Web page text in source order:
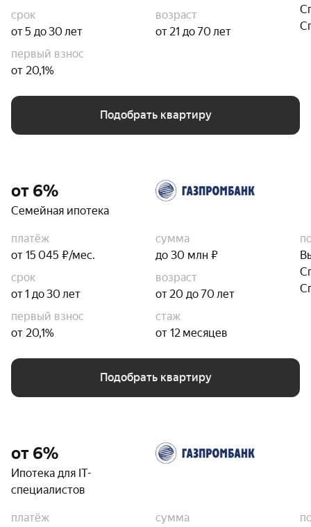
срок
от 5 до 30 лет
возраст
от 21 до 70 лет
первый взнос
от 20,1%
Подобрать квартиру
от 6%
Семейная ипотека
платёж
от 15 045 ₽/мес.
сумма
до 30 млн ₽
срок
от 1 до 30 лет
возраст
от 20 до 70 лет
первый взнос
от 20,1%
стаж
от 12 месяцев
Подобрать квартиру
от 6%
Ипотека для IT-
специалистов
платёж
сумма